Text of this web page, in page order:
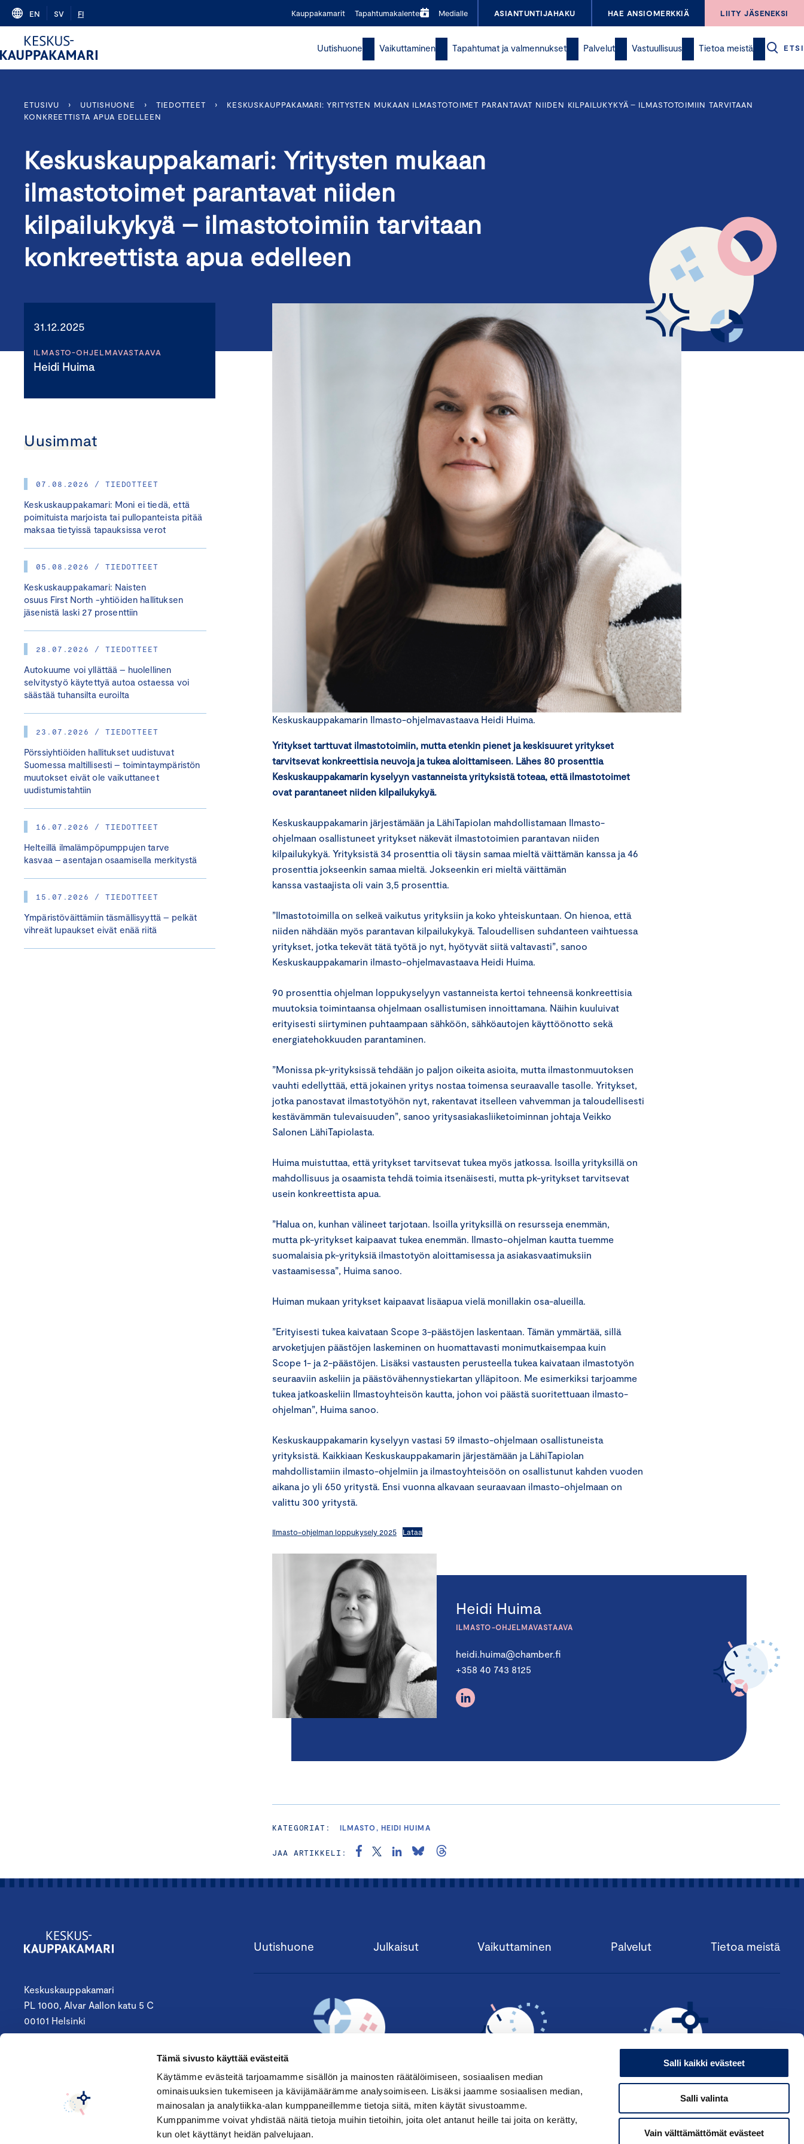
Tämä sivusto käyttää evästeitä
Käytämme evästeitä tarjoamamme sisällön ja mainosten räätälöimiseen, sosiaalisen median
ominaisuuksien tukemiseen ja kävijämäärämme analysoimiseen. Lisäksi jaamme sosiaalisen median,
mainosalan ja analytiikka-alan kumppaneillemme tietoja siitä, miten käytät sivustoamme.
Kumppanimme voivat yhdistää näitä tietoja muihin tietoihin, joita olet antanut heille tai joita on kerätty,
kun olet käyttänyt heidän palvelujaan.
Salli kaikki evästeet
Salli valinta
Vain välttämättömät evästeet
Skip
content
EN SV FI Kauppakamarit Tapahtumakalenteri Medialle ASIANTUNTIJAHAKU HAE ANSIOMERKKIÄ LIITY JÄSENEKSI
Uutishuone Vaikuttaminen Tapahtumat ja valmennukset Palvelut Vastuullisuus Tietoa meistä ETSI
ETUSIVU › UUTISHUONE › TIEDOTTEET ›
KESKUSKAUPPAKAMARI: YRITYSTEN MUKAAN ILMASTOTOIMET PARANTAVAT NIIDEN KILPAILUKYKYÄ – ILMASTOTOIMIIN TARVITAAN
KONKREETTISTA APUA EDELLEEN
Keskuskauppakamari: Yritysten mukaan
ilmastotoimet parantavat niiden
kilpailukykyä – ilmastotoimiin tarvitaan
konkreettista apua edelleen
31.12.2025
ILMASTO-OHJELMAVASTAAVA
Heidi Huima
Uusimmat
07.08.2026 / TIEDOTTEET
Keskuskauppakamari: Moni ei tiedä, että
poimituista marjoista tai pullopanteista pitää
maksaa tietyissä tapauksissa verot
05.08.2026 / TIEDOTTEET
Keskuskauppakamari: Naisten
osuus First North -yhtiöiden hallituksen
jäsenistä laski 27 prosenttiin
28.07.2026 / TIEDOTTEET
Autokuume voi yllättää – huolellinen
selvitystyö käytettyä autoa ostaessa voi
säästää tuhansilta euroilta
23.07.2026 / TIEDOTTEET
Pörssiyhtiöiden hallitukset uudistuvat
Suomessa maltillisesti – toimintaympäristön
muutokset eivät ole vaikuttaneet
uudistumistahtiin
16.07.2026 / TIEDOTTEET
Helteillä ilmalämpöpumppujen tarve
kasvaa – asentajan osaamisella merkitystä
15.07.2026 / TIEDOTTEET
Ympäristöväittämiin täsmällisyyttä – pelkät
vihreät lupaukset eivät enää riitä
Keskuskauppakamarin Ilmasto-ohjelmavastaava Heidi Huima.
Yritykset tarttuvat ilmastotoimiin, mutta etenkin pienet ja keskisuuret yritykset
tarvitsevat konkreettisia neuvoja ja tukea aloittamiseen. Lähes 80 prosenttia
Keskuskauppakamarin kyselyyn vastanneista yrityksistä toteaa, että ilmastotoimet
ovat parantaneet niiden kilpailukykyä.
Keskuskauppakamarin järjestämään ja LähiTapiolan mahdollistamaan Ilmasto-
ohjelmaan osallistuneet yritykset näkevät ilmastotoimien parantavan niiden
kilpailukykyä. Yrityksistä 34 prosenttia oli täysin samaa mieltä väittämän kanssa ja 46
prosenttia jokseenkin samaa mieltä. Jokseenkin eri mieltä väittämän
kanssa vastaajista oli vain 3,5 prosenttia.
”Ilmastotoimilla on selkeä vaikutus yrityksiin ja koko yhteiskuntaan. On hienoa, että
niiden nähdään myös parantavan kilpailukykyä. Taloudellisen suhdanteen vaihtuessa
yritykset, jotka tekevät tätä työtä jo nyt, hyötyvät siitä valtavasti”, sanoo
Keskuskauppakamarin ilmasto-ohjelmavastaava Heidi Huima.
90 prosenttia ohjelman loppukyselyyn vastanneista kertoi tehneensä konkreettisia
muutoksia toimintaansa ohjelmaan osallistumisen innoittamana. Näihin kuuluivat
erityisesti siirtyminen puhtaampaan sähköön, sähköautojen käyttöönotto sekä
energiatehokkuuden parantaminen.
”Monissa pk-yrityksissä tehdään jo paljon oikeita asioita, mutta ilmastonmuutoksen
vauhti edellyttää, että jokainen yritys nostaa toimensa seuraavalle tasolle. Yritykset,
jotka panostavat ilmastotyöhön nyt, rakentavat itselleen vahvemman ja taloudellisesti
kestävämmän tulevaisuuden”, sanoo yritysasiakasliiketoiminnan johtaja Veikko
Salonen LähiTapiolasta.
Huima muistuttaa, että yritykset tarvitsevat tukea myös jatkossa. Isoilla yrityksillä on
mahdollisuus ja osaamista tehdä toimia itsenäisesti, mutta pk-yritykset tarvitsevat
usein konkreettista apua.
”Halua on, kunhan välineet tarjotaan. Isoilla yrityksillä on resursseja enemmän,
mutta pk-yritykset kaipaavat tukea enemmän. Ilmasto-ohjelman kautta tuemme
suomalaisia pk-yrityksiä ilmastotyön aloittamisessa ja asiakasvaatimuksiin
vastaamisessa”, Huima sanoo.
Huiman mukaan yritykset kaipaavat lisäapua vielä monillakin osa-alueilla.
”Erityisesti tukea kaivataan Scope 3-päästöjen laskentaan. Tämän ymmärtää, sillä
arvoketjujen päästöjen laskeminen on huomattavasti monimutkaisempaa kuin
Scope 1- ja 2-päästöjen. Lisäksi vastausten perusteella tukea kaivataan ilmastotyön
seuraaviin askeliin ja päästövähennystiekartan ylläpitoon. Me esimerkiksi tarjoamme
tukea jatkoaskeliin Ilmastoyhteisön kautta, johon voi päästä suoritettuaan ilmasto-
ohjelman”, Huima sanoo.
Keskuskauppakamarin kyselyyn vastasi 59 ilmasto-ohjelmaan osallistuneista
yrityksistä. Kaikkiaan Keskuskauppakamarin järjestämään ja LähiTapiolan
mahdollistamiin ilmasto-ohjelmiin ja ilmastoyhteisöön on osallistunut kahden vuoden
aikana jo yli 650 yritystä. Ensi vuonna alkavaan seuraavaan ilmasto-ohjelmaan on
valittu 300 yritystä.
Ilmasto-ohjelman loppukysely 2025 Lataa
Heidi Huima
ILMASTO-OHJELMAVASTAAVA
heidi.huima@chamber.fi
+358 40 743 8125
KATEGORIAT: ILMASTO, HEIDI HUIMA
JAA ARTIKKELI:
Keskuskauppakamari
PL 1000, Alvar Aallon katu 5 C
00101 Helsinki
keskuskauppakamari@chamber.fi
Seuraa meitä:
Uutishuone Julkaisut Vaikuttaminen Palvelut Tietoa meistä
TILAA UUTISKIRJE › LIITY JÄSENEKSI › HAE ANSIOMERKKIÄ ›